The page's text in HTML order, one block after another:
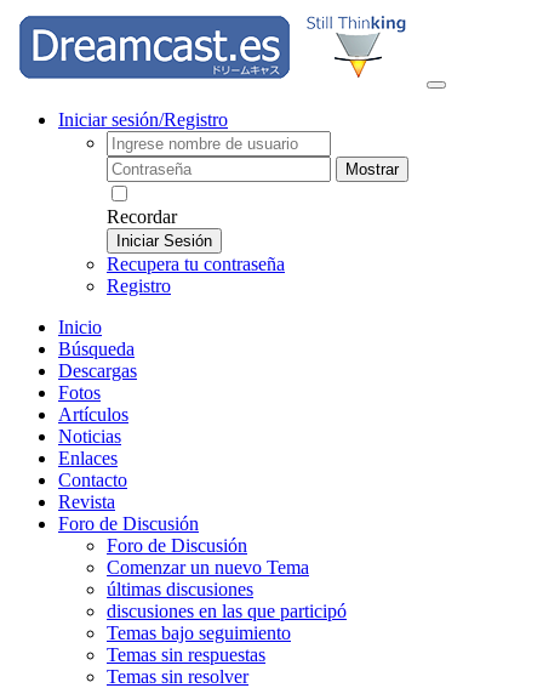
Iniciar sesión/Registro
Mostrar
Recordar
Iniciar Sesión
Recupera tu contraseña
Registro
Inicio
Búsqueda
Descargas
Fotos
Artículos
Noticias
Enlaces
Contacto
Revista
Foro de Discusión
Foro de Discusión
Comenzar un nuevo Tema
últimas discusiones
discusiones en las que participó
Temas bajo seguimiento
Temas sin respuestas
Temas sin resolver